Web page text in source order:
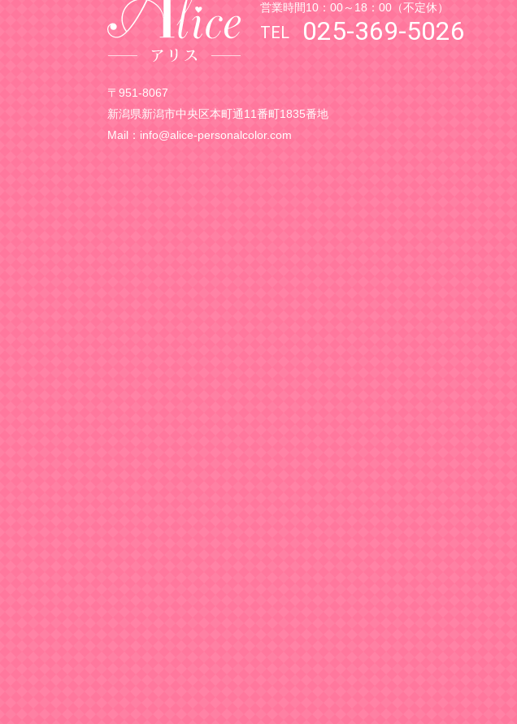
営業時間10：00～18：00（不定休）
025-369-5026
〒951-8067
新潟県新潟市中央区本町通11番町1835番地
Mail： info@alice-personalcolor.com